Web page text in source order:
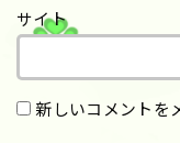
サイト
新しいコメントを